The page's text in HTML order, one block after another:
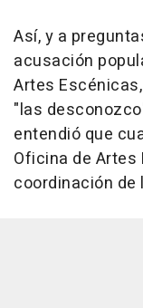
Así, y a
acusación
Artes
"las
entendió que
Oficina de
coordinación